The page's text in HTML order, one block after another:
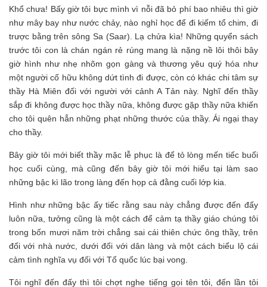
Khổ chưa! Bấy giờ tôi bực mình vì nỗi đã bỏ phí bao nhiêu thì giờ
như mây bay như nước chảy, nào nghỉ học để đi kiếm tổ chim, đi
trược bằng trên sông Sa (Saar). Lạ chửa kìa! Những quyển sách
trước tôi con là chán ngán rẻ rúng mang là nặng nề lôi thôi bây
giờ hình như nhẹ nhõm gọn gàng và thương yêu quý hóa như
một người cố hữu không dứt tình đi được, còn có khác chi tâm sự
thầy Hà Miên đối với người với cảnh A Tản này. Nghĩ đến thầy
sắp đi không được học thầy nữa, không được gặp thầy nữa khiến
cho tôi quên hẳn những phạt những thước của thầy. Ái ngại thay
cho thầy.
Bây giờ tôi mới biết thầy mặc lễ phục là để tỏ lòng mến tiếc buổi
học cuối cùng, mà cũng đến bây giờ tôi mới hiểu tại làm sao
những bậc kì lão trong làng đến họp cả đằng cuối lớp kia.
Hình như những bậc ấy tiếc rằng sau này chẳng được đến đấy
luôn nữa, tưởng cũng là một cách để cảm tạ thầy giáo chúng tôi
trong bốn mươi năm trời chẳng sai cái thiên chức ông thầy, trên
đối với nhà nước, dưới đối với dân làng và một cách biểu lộ cái
cảm tình nghĩa vụ đối với Tổ quốc lúc bại vong.
Tôi nghĩ đến đấy thì tôi chợt nghe tiếng gọi tên tôi, đến lần tôi